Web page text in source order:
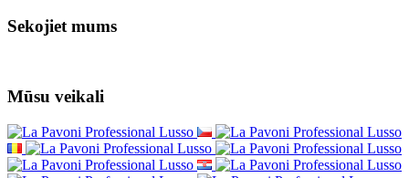
Sekojiet mums
Mūsu veikali